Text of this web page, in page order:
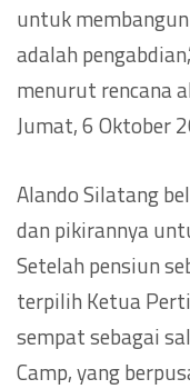
untuk
adalah
menurut rencana
Jumat, 6 Oktober
Alando Silatang
dan pikirannya
Setelah pensiun
terpilih Ketua
sempat sebagai
Camp, yang